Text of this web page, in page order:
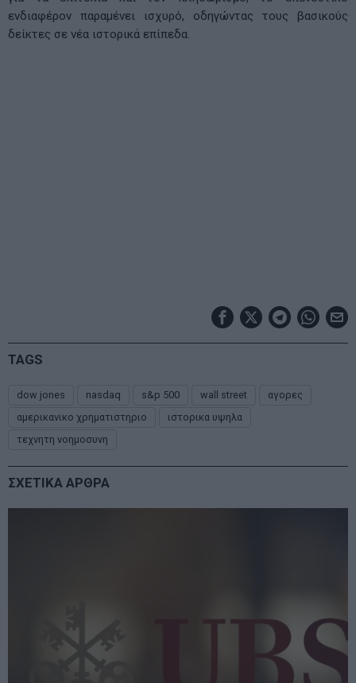
ενδιαφέρον παραμένει ισχυρό, οδηγώντας τους βασικούς
δείκτες σε νέα ιστορικά επίπεδα.
TAGS
dow jones nasdaq s&p 500 wall street
αγορες
αμερικανικο χρηματιστηριο
ιστορικα υψηλα
τεχνητη νοημοσυνη
ΣΧΕΤΙΚΑ ΑΡΘΡΑ